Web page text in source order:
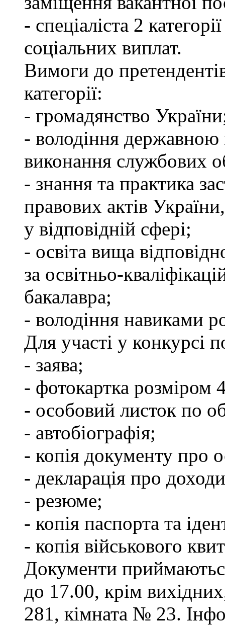
- спеціаліста 2
соціальних виплат.
Вимоги до
категорії:
- громадянство
- володіння державною
виконання службових
- знання та практика
правових актів
у відповідній сфері;
- освіта вища
за освітньо-
бакалавра;
- володіння навиками
Для участі у конкурсі
- заява;
- фотокартка розміром
- особовий листок по
- автобіографія;
- копія документу про
- декларація про
- резюме;
- копія паспорта та
- копія військового
Документи
до 17.00, крім
281, кімната № 23.